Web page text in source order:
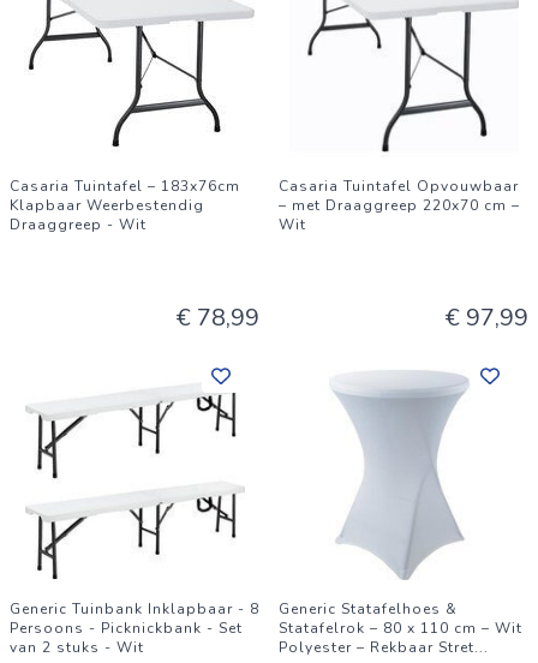
Casaria Tuintafel – 183x76cm
Klapbaar Weerbestendig
Draaggreep - Wit
€ 78,99
Casaria Tuintafel Opvouwbaar
– met Draaggreep 220x70 cm –
Wit
€ 97,99
Generic Tuinbank Inklapbaar - 8
Persoons - Picknickbank - Set
van 2 stuks - Wit
Generic Statafelhoes &
Statafelrok – 80 x 110 cm – Wit
Polyester – Rekbaar Stret...